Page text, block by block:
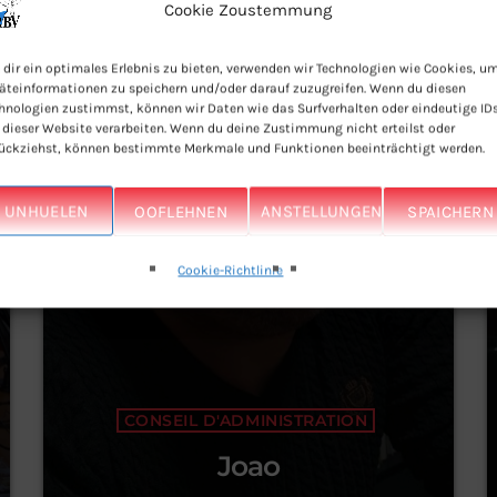
Cookie Zoustemmung
dir ein optimales Erlebnis zu bieten, verwenden wir Technologien wie Cookies,
zu speichern und/oder darauf zuzugreifen. Wenn du diesen
zustimmst, können wir Daten wie das Surfverhalten oder eindeutige
Website verarbeiten. Wenn du deine Zustimmung nicht erteilst oder
können bestimmte Merkmale und Funktionen beeinträchtigt werden.
UNHUELEN OOFLEHNEN ANSTELLUNGEN SPAICHERN
Cookie-Richtlinie
CONSEIL D'ADMINISTRATION
Joao